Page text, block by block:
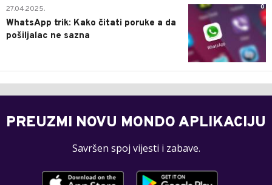
0
27.04.2025.
WhatsApp trik: Kako čitati poruke a da
pošiljalac ne sazna
PREUZMI NOVU MONDO APLIKACIJU
Savršen spoj vijesti i zabave.